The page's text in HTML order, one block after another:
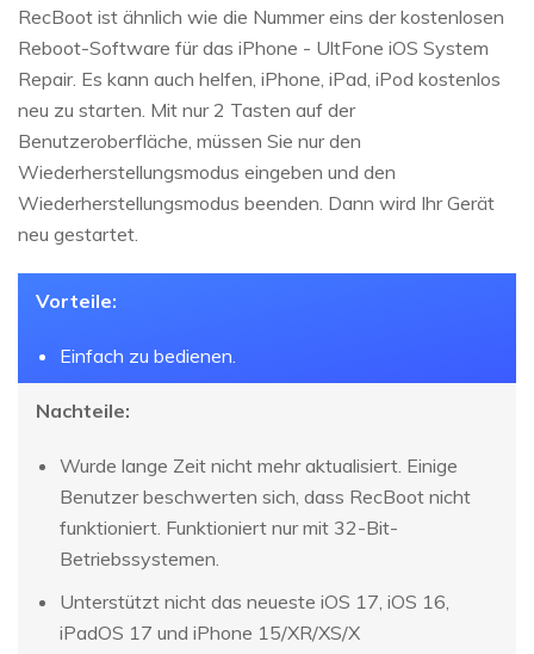
RecBoot ist ähnlich wie die Nummer eins der kostenlosen
Reboot-Software für das iPhone - UltFone iOS System
Repair. Es kann auch helfen, iPhone, iPad, iPod kostenlos
neu zu starten. Mit nur 2 Tasten auf der
Benutzeroberfläche, müssen Sie nur den
Wiederherstellungsmodus eingeben und den
Wiederherstellungsmodus beenden. Dann wird Ihr Gerät
neu gestartet.
Vorteile:
Einfach zu bedienen.
Nachteile:
Wurde lange Zeit nicht mehr aktualisiert. Einige
Benutzer beschwerten sich, dass RecBoot nicht
funktioniert. Funktioniert nur mit 32-Bit-
Betriebssystemen.
Unterstützt nicht das neueste iOS 17, iOS 16,
iPadOS 17 und iPhone 15/XR/XS/X